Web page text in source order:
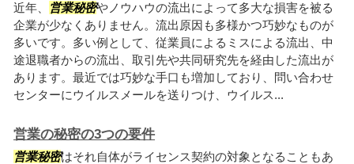
近年、 営業秘密やノウハウの流出によって多大な損害を被る
企業が少なくありません。流出原因も多様かつ巧妙なものが
多いです。多い例として、従業員によるミスによる流出、中
途退職者からの流出、取引先や共同研究先を経由した流出が
あります。最近では巧妙な手口も増加しており、問い合わせ
センターにウイルスメールを送りつけ、ウイルス...
営業の秘密の3つの要件
営業秘密はそれ自体がライセンス契約の対象となることもあ